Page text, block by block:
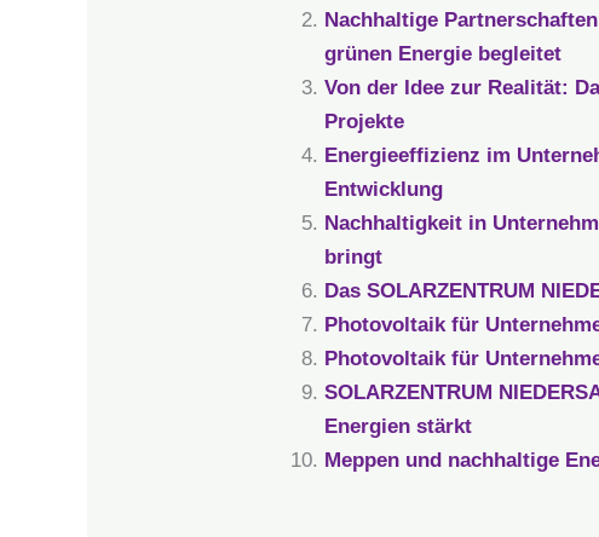
Nachhaltige
grünen Energie begleitet
Von der Idee zur Realität:
Projekte
Energieeffizienz im
Entwicklung
Nachhaltigkeit in
bringt
Das SOLARZENTRUM
Photovoltaik für
Photovoltaik für
SOLARZENTRUM
Energien stärkt
Meppen und nachhaltige